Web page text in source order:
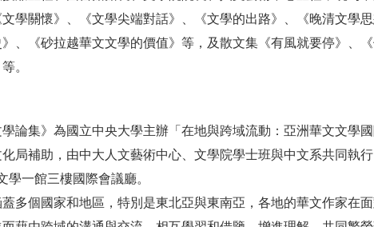
學關懷》、《文學尖端對話》、《文學的出路》、《晚清文學
、《砂拉越華文文學的價值》等，及散文集《有風就要停》、
。
論集》為國立中央大學主辦「在地與跨域流動：亞洲華文文學
局補助，由中大人文藝術中心、文學院學士班與中文系共同執
學一館三樓國際會議廳。
多個國家和地區，特別是東北亞與東南亞，各地的華文作家在